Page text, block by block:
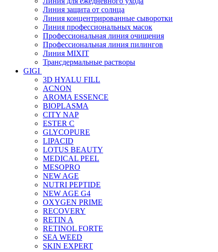
Линия защита от солнца
Линия концентрированные сыворотки
Линия профессиональных масок
Профессиональная линия очищения
Профессиональная линия пилингов
Линия MIXIT
Трансдермальные растворы
GIGI
3D HYALU FILL
ACNON
AROMA ESSENCE
BIOPLASMA
CITY NAP
ESTER C
GLYCOPURE
LIPACID
LOTUS BEAUTY
MEDICAL PEEL
MESOPRO
NEW AGE
NUTRI PEPTIDE
NEW AGE G4
OXYGEN PRIME
RECOVERY
RETIN A
RETINOL FORTE
SEA WEED
SKIN EXPERT